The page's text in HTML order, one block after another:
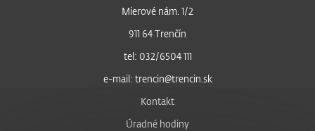
Mierové nám. 1/2
911 64 Trenčín
tel: 032/6504 111
e-mail: trencin@trencin.sk
Kontakt
Úradné hodiny